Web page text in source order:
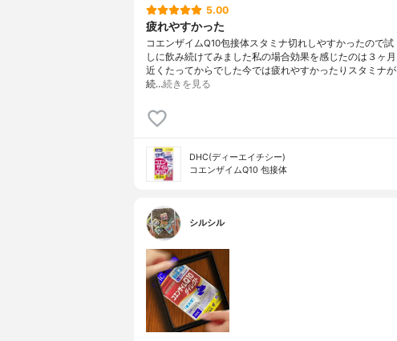
5.00
疲れやすかった
コエンザイムQ10包接体スタミナ切れしやすかったので試
しに飲み続けてみました私の場合効果を感じたのは３ヶ月
近くたってからでした今では疲れやすかったりスタミナが
続…続きを見る
DHC(ディーエイチシー)
コエンザイムQ10 包接体
シルシル